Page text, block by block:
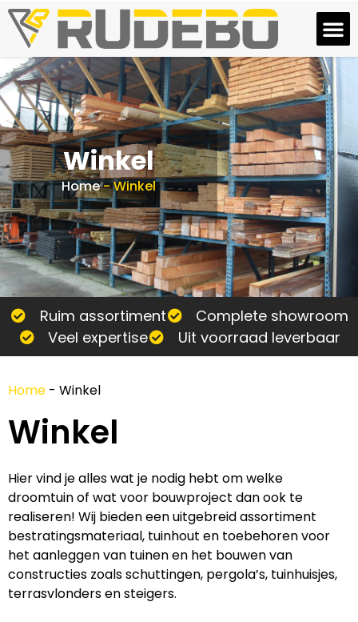
Winkel
Home-Winkel
Ruim assortiment
Complete showroom
Veel expertise
Uit voorraad leverbaar
Home - Winkel
Winkel
Hier vind je alles wat je nodig hebt om welke
droomtuin of wat voor bouwproject dan ook te
realiseren! Wij bieden een uitgebreid assortiment
bestratingsmateriaal, tuinhout en toebehoren voor
het aanleggen van tuinen en het bouwen van
constructies zoals schuttingen, pergola’s, tuinhuisjes,
terrasvlonders en steigers.